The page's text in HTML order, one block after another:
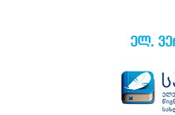
ᲔᲚ.